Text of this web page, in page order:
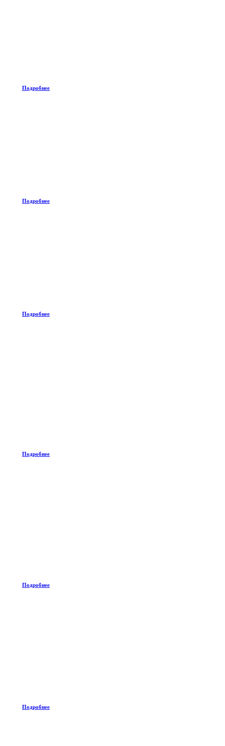
Подробнее
Подробнее
Подробнее
Подробнее
Подробнее
Подробнее